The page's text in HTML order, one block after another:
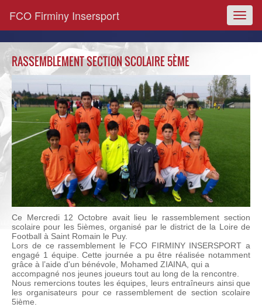
FCO Firminy Insersport
RASSEMBLEMENT SECTION SCOLAIRE 5ÈME
Ce Mercredi 12 Octobre avait lieu le rassemblement section
scolaire pour les 5ièmes, organisé par le district de la Loire de
Football à Saint Romain le Puy.
Lors de ce rassemblement le FCO FIRMINY INSERSPORT a
engagé 1 équipe. Cette journée a pu être réalisée notamment
grâce à l’aide d'un bénévole, Mohamed ZIAINA, qui a
accompagné nos jeunes joueurs tout au long de la rencontre.
Nous remercions toutes les équipes, leurs entraîneurs ainsi que
les organisateurs pour ce rassemblement de section scolaire
5ième.